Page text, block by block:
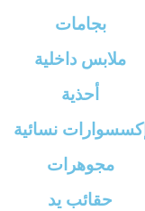
بجامات
ملابس داخلية
أحذية
إكسسوارات نسائية
مجوهرات
حقائب يد